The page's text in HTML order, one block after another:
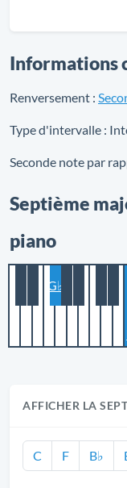
Informations
Renversement :
Type d'intervalle :
Seconde note par
Septième
piano
G♭
AFFICHER LA
C F B♭